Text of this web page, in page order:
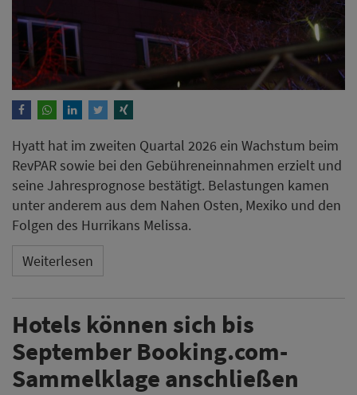
Hyatt hat im zweiten Quartal 2026 ein Wachstum beim
RevPAR sowie bei den Gebühreneinnahmen erzielt und
seine Jahresprognose bestätigt. Belastungen kamen
unter anderem aus dem Nahen Osten, Mexiko und den
Folgen des Hurrikans Melissa.
Weiterlesen
Hotels können sich bis
September Booking.com-
Sammelklage anschließen